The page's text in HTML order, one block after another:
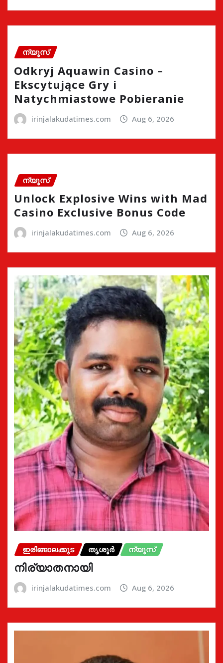
ന്യൂസ്
Odkryj Aquawin Casino –
Ekscytujące Gry i
Natychmiastowe Pobieranie
irinjalakudatimes.com Aug 6, 2026
ന്യൂസ്
Unlock Explosive Wins with Mad
Casino Exclusive Bonus Code
irinjalakudatimes.com Aug 6, 2026
ഇരിങ്ങാലക്കുട തൃശൂർ ന്യൂസ്
നിര്യാതനായി
irinjalakudatimes.com Aug 6, 2026